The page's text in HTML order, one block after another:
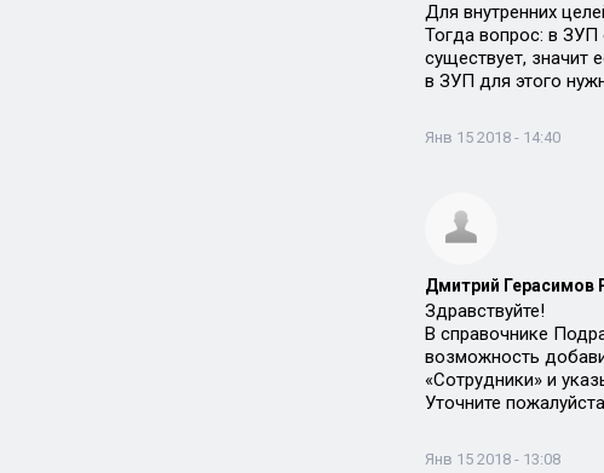
Для внутренних
Тогда вопрос: в ЗУП
существует, значит
в ЗУП для этого
Янв 15 2018 - 14:40
Дмитрий Герасимов
Здравствуйте!
В справочнике
возможность
«Сотрудники» и
Уточните
Янв 15 2018 - 13:08